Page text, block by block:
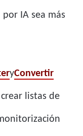
IA sea más
yConvertir
listas de